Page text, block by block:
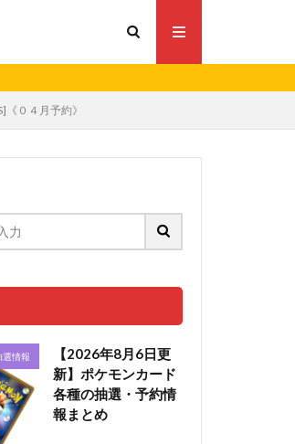
０４月予約》
選情報
【2026年8月6日更
新】ポケモンカード
各種の抽選・予約情
報まとめ